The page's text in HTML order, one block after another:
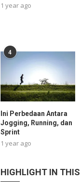
1 year ago
4
Ini Perbedaan Antara
Jogging, Running, dan
Sprint
1 year ago
HIGHLIGHT IN THIS